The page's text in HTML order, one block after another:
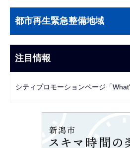
文
こ
ま
で
サ
ブ
ビ
ー
都市再生緊急整備地域
注目情報
シティプロモーションページ「